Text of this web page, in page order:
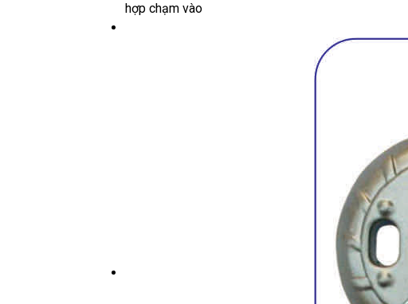
hợp chạm vào